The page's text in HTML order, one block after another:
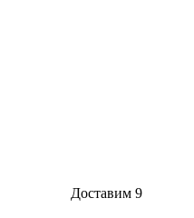
Доставим 9